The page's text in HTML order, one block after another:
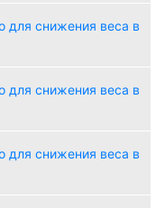
для снижения веса в
для снижения веса в
для снижения веса в